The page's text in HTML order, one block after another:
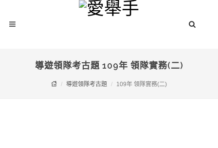
導遊領隊考古題 109年 領隊實務(二)
導遊領隊考古題 109年 領隊實務(二)